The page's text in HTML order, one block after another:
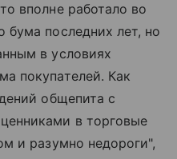
вполне работало во
бума последних лет, но
в условиях
покупателей. Как
общепита с
в торговые
и разумно недороги",